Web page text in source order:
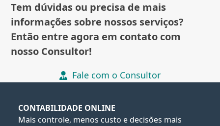
Tem dúvidas ou precisa de mais
informações sobre nossos serviços?
Então entre agora em contato com
nosso Consultor!
Fale com o Consultor
CONTABILIDADE ONLINE
Mais controle, menos custo e decisões mais